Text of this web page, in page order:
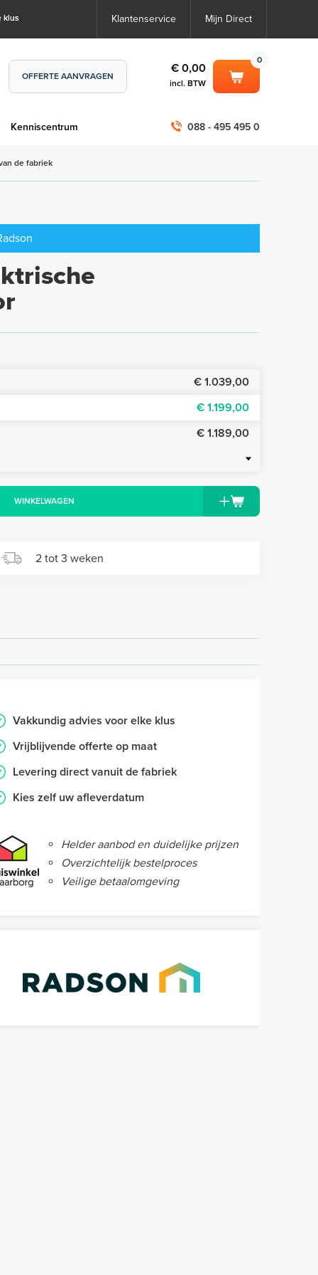
klus Klantenservice Mijn Direct
OFFERTE AANVRAGEN
0
€ 0,00
incl. BTW
Kenniscentrum
€ 0,00 088 - 495 495 0
de fabriek
€ 1.039,00
€ 1.199,00
€ 1.189,00
WINKELWAGEN
2 tot 3 weken
Vakkundig advies voor elke klus
Vrijblijvende offerte op maat
Levering direct vanuit de fabriek
Kies zelf uw afleverdatum
Helder aanbod en duidelijke prijzen
Overzichtelijk bestelproces
Veilige betaalomgeving